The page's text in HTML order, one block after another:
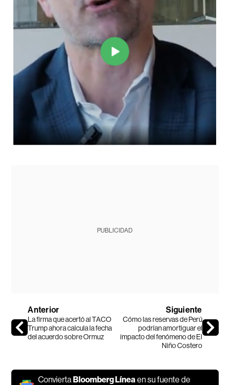
PUBLICIDAD
Anterior
La firma que acertó al TACO
Trump ahora calcula la fecha
del acuerdo sobre Ormuz
Siguiente
Cómo las reservas de Perú
podrían amortiguar el
impacto del fenómeno de El
Niño Costero
ConviertaBloomberg Línea en su fuente de